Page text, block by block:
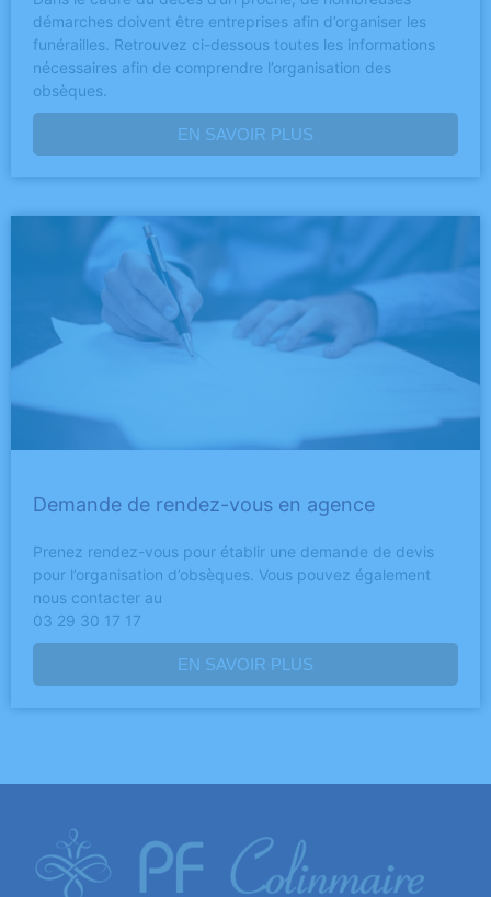
démarches doivent être entreprises afin d’organiser les
funérailles. Retrouvez ci-dessous toutes les informations
nécessaires afin de comprendre l’organisation des
obsèques.
EN SAVOIR PLUS
Demande de rendez-vous en agence
Prenez rendez-vous pour établir une demande de devis
pour l’organisation d’obsèques. Vous pouvez également
nous contacter au
03 29 30 17 17
EN SAVOIR PLUS